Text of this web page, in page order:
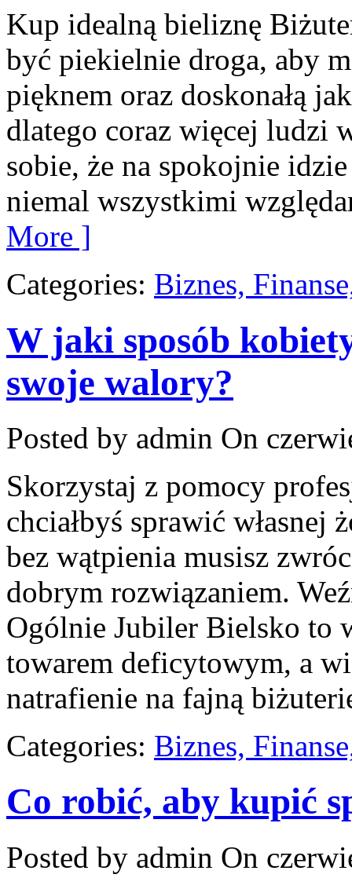
Kup idealną bieliznę
być piekielnie droga, aby
pięknem oraz doskonałą
dlatego coraz więcej ludzi
sobie, że na spokojnie
niemal wszystkimi
More ]
Categories: Biznes,
W jaki sposób
swoje walory?
Posted by admin On
Skorzystaj z pomocy
chciałbyś sprawić
bez wątpienia musisz
dobrym rozwiązaniem.
Ogólnie Jubiler Bielsko to
towarem deficytowym, a
natrafienie na fajną
Categories: Biznes,
Co robić, aby kupić
Posted by admin On